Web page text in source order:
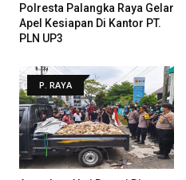
Polresta Palangka Raya Gelar
Apel Kesiapan Di Kantor PT.
PLN UP3
P. RAYA